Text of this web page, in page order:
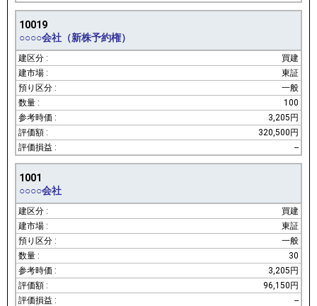
10019
○○○○会社（新株予約権）
買建
東証
一般
100
3,205円
320,500円
--
1001
○○○○会社
買建
東証
一般
30
3,205円
96,150円
--